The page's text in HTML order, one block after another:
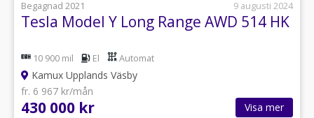
Begagnad 2021
9 augusti 2024
Tesla Model Y Long Range AWD 514 HK
10 900 mil El Automat
Kamux Upplands Väsby
fr. 6 967 kr/mån
430 000 kr Visa mer